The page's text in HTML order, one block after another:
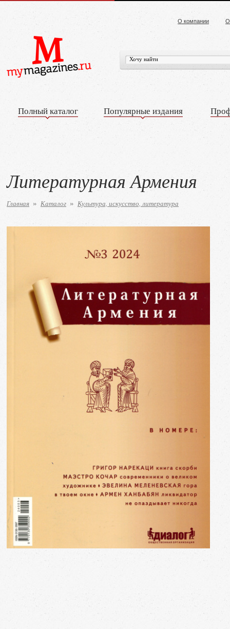
О компании
Полный каталог Популярные издания
Литературная Армения
Главная » Каталог » Культура, искусство, литература